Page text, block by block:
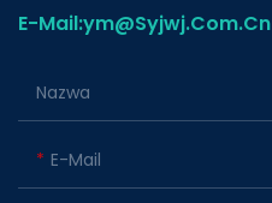
E-Mail:ym@Syjwj.Com.Cn
Nazwa
E-Mail